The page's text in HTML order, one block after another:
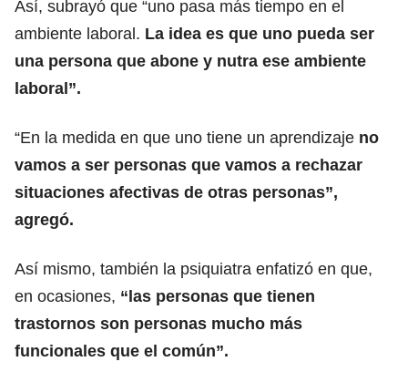
Así, subrayó que “uno pasa más tiempo en el
ambiente laboral. La idea es que uno pueda ser
una persona que abone y nutra ese ambiente
laboral”.
“En la medida en que uno tiene un aprendizaje no
vamos a ser personas que vamos a rechazar
situaciones afectivas de otras personas”,
agregó.
Así mismo, también la psiquiatra enfatizó en que,
en ocasiones, “las personas que tienen
trastornos son personas mucho más
funcionales que el común”.